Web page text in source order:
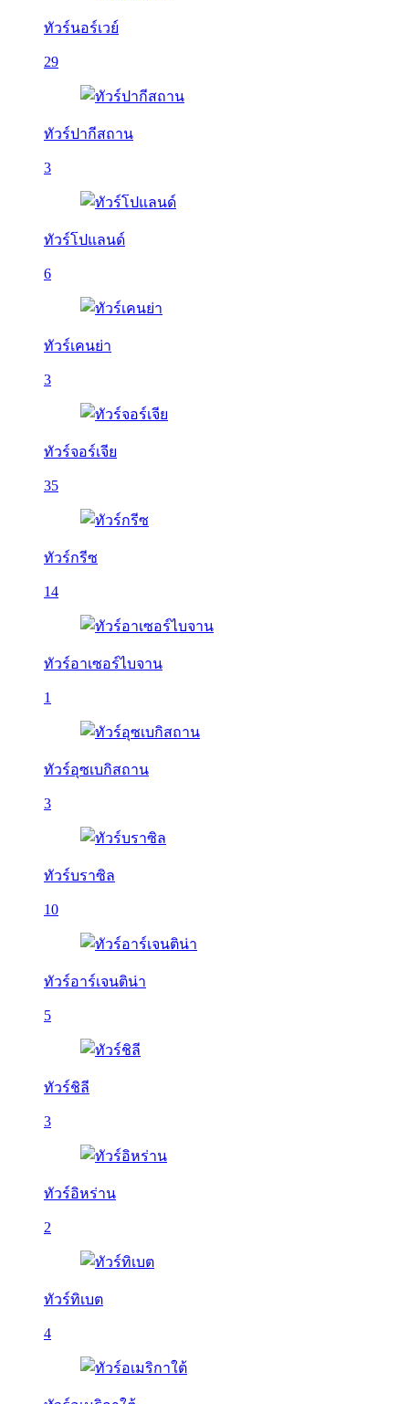
ทัวร์นอร์เวย์
29
ทัวร์ปากีสถาน
3
ทัวร์โปแลนด์
6
ทัวร์เคนย่า
3
ทัวร์จอร์เจีย
35
ทัวร์กรีซ
14
ทัวร์อาเซอร์ไบจาน
1
ทัวร์อุซเบกิสถาน
3
ทัวร์บราซิล
10
ทัวร์อาร์เจนติน่า
5
ทัวร์ชิลี
3
ทัวร์อิหร่าน
2
ทัวร์ทิเบต
4